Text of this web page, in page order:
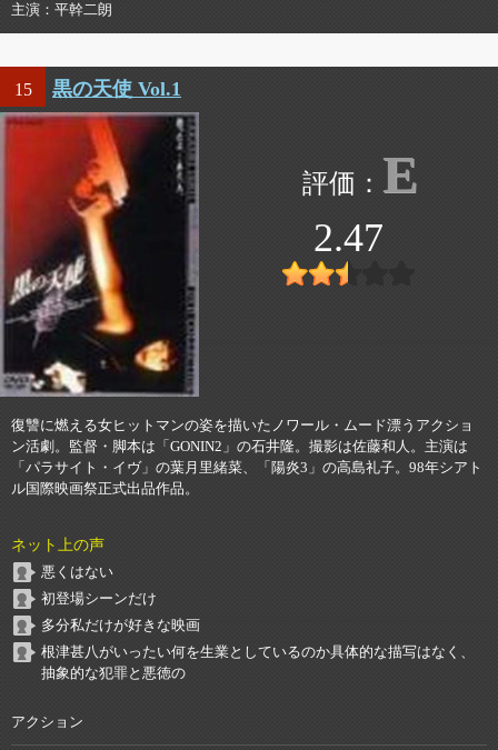
主演
平幹二朗
15 黒の天使 Vol.1
E
2.47
復讐に燃える女ヒットマンの姿を描いたノワール・ムード漂うアクショ
ン活劇。監督・脚本は「GONIN2」の石井隆。撮影は佐藤和人。主演は
「パラサイト・イヴ」の葉月里緒菜、「陽炎3」の高島礼子。98年シアト
ル国際映画祭正式出品作品。
ネット上の声
悪くはない
初登場シーンだけ
多分私だけが好きな映画
根津甚八がいったい何を生業としているのか具体的な描写はなく、
抽象的な犯罪と悪徳の
アクション